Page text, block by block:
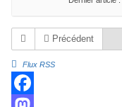
Précédent
Flux RSS